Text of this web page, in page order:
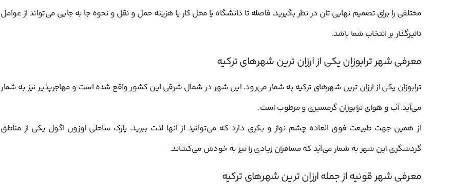
مختلفی را برای تصمیم نهایی تان در نظر بگیرید. فاصله تا دانشگاه یا محل کار یا هزینه حمل و نقل و نحوه جا به جایی می‌تواند از عوامل
تاثیرگذار بر انتخاب شما باشد.
معرفی شهر ترابوزان یکی از ارزان ترین شهرهای ترکیه
ترابوزان یکی از ارزان ترین شهرهای ترکیه به شمار می‌رود. این شهر در شمال شرقی این کشور واقع شده است و مهاجرپذیر نیز به شمار
می‌آید. آب و هوای ترابوزان گرمسیری و مرطوب است.
از همین جهت طبیعت فوق العاده چشم نواز و بکری دارد که می‌توانید از انها لذت ببرید. پارک ساحلی اوزون اگول یکی از مناطق
گردشگری این شهر به شمار می‌آید که مسافران زیادی را نیز به خودش می‌کشاند.
معرفی شهر قونیه از جمله ارزان ترین شهرهای ترکیه